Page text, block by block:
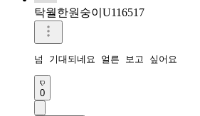
탁월한원숭이U116517
넘 기대되네요 얼른 보고 싶어요
0